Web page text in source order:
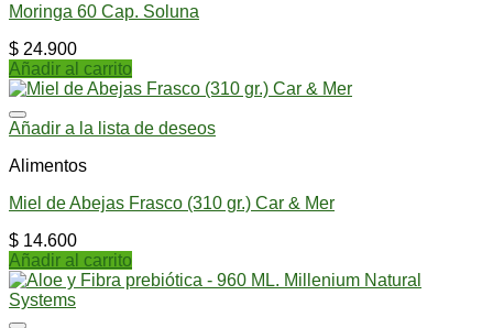
Moringa 60 Cap. Soluna
$ 24.900
Añadir al carrito
Añadir a la lista de deseos
Alimentos
Miel de Abejas Frasco (310 gr.) Car & Mer
$ 14.600
Añadir al carrito